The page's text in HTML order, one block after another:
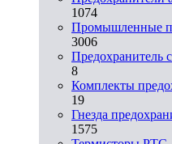
1074
Промышленные
3006
Предохранитель
8
Комплекты
19
Гнезда
1575